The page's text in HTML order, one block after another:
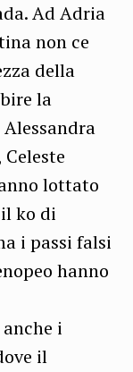
Ad Adria
non ce
della
la
lottato
ko di
i passi falsi
hanno
i
il